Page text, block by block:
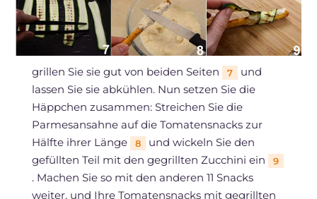
grillen Sie sie gut von beiden Seiten 7
und
lassen Sie sie abkühlen. Nun setzen Sie die
Häppchen zusammen: Streichen Sie die
Parmesansahne auf die Tomatensnacks zur
Hälfte ihrer Länge
8
und wickeln Sie den
gefüllten Teil mit den gegrillten Zucchini ein
9
. Machen Sie so mit den anderen 11 Snacks
weiter, und Ihre Tomatensnacks mit gegrillten